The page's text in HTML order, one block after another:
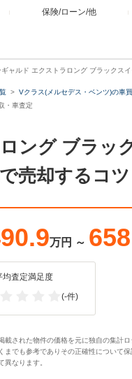
保険/ローン/他
ャルド エクストラロング ブラックス
Vクラス(メルセデス・ベンツ)の車
・車査定
ング ブラッ
売却するコツ
万円 ～
均査定満足度
(-件)
された物件の価格を元に独自の集計
でも参考でありその正確性について
なります。